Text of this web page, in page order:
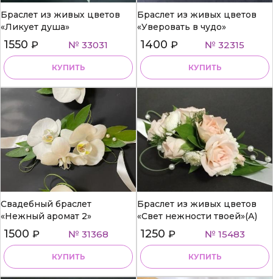
Браслет из живых цветов
«Ликует душа»
1550 ₽ № 33031
КУПИТЬ
Браслет из живых цветов
«Уверовать в чудо»
1400 ₽ № 32315
КУПИТЬ
Свадебный браслет
«Нежный аромат 2»
1500 ₽ № 31368
КУПИТЬ
Браслет из живых цветов
«Свет нежности твоей»(А)
1250 ₽ № 15483
КУПИТЬ